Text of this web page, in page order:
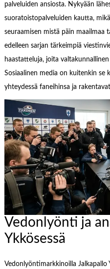
palveluiden ansiosta. Nykyään
suoratoistopalveluiden kautta,
seuraamisen mistä päin maailmaa
edelleen sarjan tärkeimpiä
haastatteluja, joita
Sosiaalinen media on kuitenkin se
yhteydessä faneihinsa ja
Vedonlyönti ja
Ykkösessä
Vedonlyöntimarkkinoilla